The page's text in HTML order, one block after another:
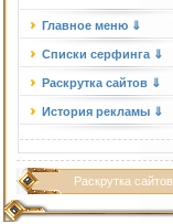
Главное меню ⇓
Списки серфинга ⇓
Раскрутка сайтов ⇓
История рекламы ⇓
Раскрутка сайтов